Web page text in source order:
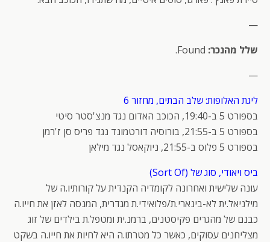
—
שלל מהנכר:
—
ליגת האלופות: שלב הבתים, מחזור 6
בספורט 5 ב-19:40, הכוכב האדום נגד מנצ'סטר סיטי
בספורט 5 ב-21:55, בורוסיה דורטמונד נגד פריס סן ז'רמן
בספורט 5 פלוס ב-21:55, ניוקאסל נגד מילאן
ביס ויאודי, סוג של (Sort Of)
עונה שלישית ואחרונה לקומדיה הקנדית על קורותיו.ה של
מילניאל.ית לא-בינארי.ת/פלואידי.ת מגדרית, המנסה לאזן את חייו.ה
כבנם של מהגרים פקיסטנים, ברמנ.ית ומטפל.ת בילדים של זוג
מצליחנים עסוקים, כאשר כל מטרתו.ה היא לחיות את חייו.ה בשקט